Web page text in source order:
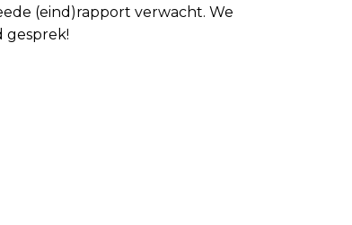
(eind)rapport verwacht. We
gesprek!